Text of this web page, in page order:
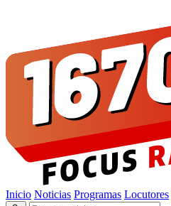
Inicio Noticias Programas Locutores